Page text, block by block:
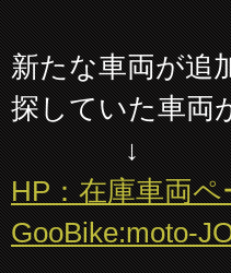
新たな車両が追
探していた車両
↓
HP：在庫車両ペ
GooBike:moto-